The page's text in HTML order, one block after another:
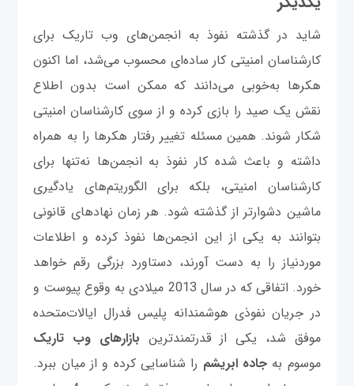
شاید در گذشته نفوذ به انجمن‌های وب تاریک برای
کارشناسان امنیتی کار ساده‌‌ای محسوب می‌شد، اما اکنون
هکرها به‌خوبی می‌دانند که ممکن است بدون اطلاع
نقش یک صید را بازی کرده و از سوی کارشناسان امنیتی
شکار شوند. همین مسئله تغییر رفتار هکرها را به همراه
داشته و باعث شده کار نفوذ به انجمن‌ها نه‌تنها برای
کارشناسان امنیتی، بلکه برای الگوریتم‌های یادگیری
ماشین دشوار‌تر از گذشته شود. هر زمان نهادهای قانونی
بتوانند به یکی از این انجمن‌ها نفوذ کرده و اطلاعات
موردنیاز را به دست آورند، دستاورد بزرگی رقم خواهد
خورد. اتفاقی که در سال 2013 میلادی به وقوع پیوست و
در جریان نفوذی هوشمندانه پلیس فدرال ایالات‌متحده
موفق شد، یکی از قدرتمندترین بازارهای وب تاریک
موسوم بهجاده ابریشم را شناسایی کرده و از میان ببرد.